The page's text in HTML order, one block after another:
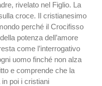
rivelato nel Figlio. La
croce. Il cristianesimo
perché il Crocifisso
potenza dell’amore
come l’interrogativo
uomo finché non alza
e comprende che la
in poi i cristiani